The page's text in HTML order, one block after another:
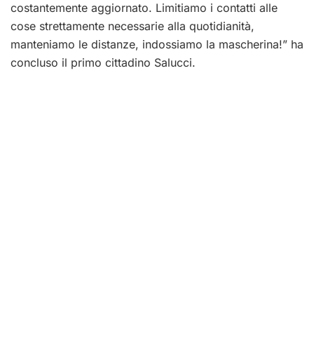
costantemente aggiornato. Limitiamo i contatti alle
cose strettamente necessarie alla quotidianità,
manteniamo le distanze, indossiamo la mascherina!” ha
concluso il primo cittadino Salucci.